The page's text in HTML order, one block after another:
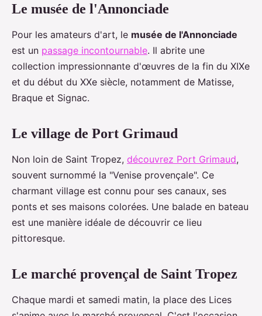
Le musée de l'Annonciade
Pour les amateurs d'art, le musée de l'Annonciade
est un passage incontournable. Il abrite une
collection impressionnante d'œuvres de la fin du XIXe
et du début du XXe siècle, notamment de Matisse,
Braque et Signac.
Le village de Port Grimaud
Non loin de Saint Tropez, découvrez Port Grimaud,
souvent surnommé la "Venise provençale". Ce
charmant village est connu pour ses canaux, ses
ponts et ses maisons colorées. Une balade en bateau
est une manière idéale de découvrir ce lieu
pittoresque.
Le marché provençal de Saint Tropez
Chaque mardi et samedi matin, la place des Lices